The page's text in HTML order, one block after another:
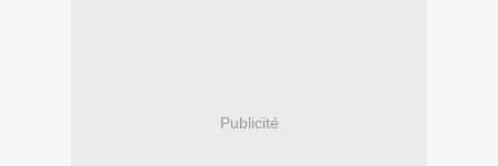
Publicité